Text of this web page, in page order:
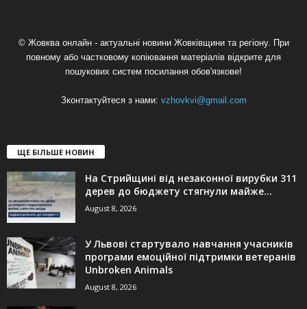
© Жовква онлайн - актуальні новини Жовківщини та регіону. При
повному або частковому копіювання матеріалів відкрите для
пошукових систем посилання обов'язкове!
Зконтактуйтеся з нами: vzhovkvi@gmail.com
ЩЕ БІЛЬШЕ НОВИН
На Стрийщині від незаконної вирубки 311
дерев до бюджету стягнули майже...
August 8, 2026
У Львові стартувало навчання учасників
програми емоційної підтримки ветеранів
Unbroken Animals
August 8, 2026